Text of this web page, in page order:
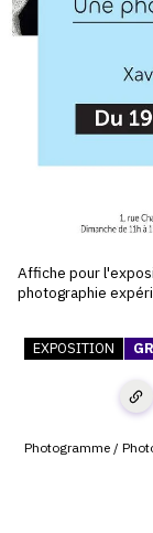
Affiche pour
photographie
EXPOSITION
Photogramme /